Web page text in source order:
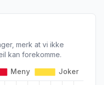
merk at vi ikke
kan forekomme.